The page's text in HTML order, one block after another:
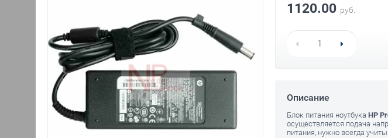
1120.00 руб.
Описание
Блок питания ноутбука HP
осуществляется подача
питания, нужно всегда